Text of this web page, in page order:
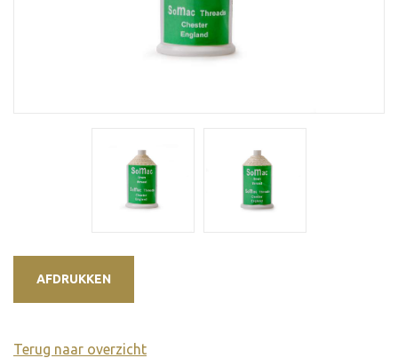
AFDRUKKEN
Terug naar overzicht